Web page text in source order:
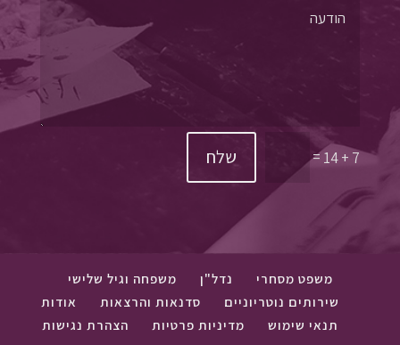
7 + 14
= שלח
משפט מסחרי נדל"ן
משפחה וגיל שלישי
שירותים נוטריוניים
סדנאות והרצאות
אודות
תנאי שימוש
מדיניות פרטיות הצהרת נגישות